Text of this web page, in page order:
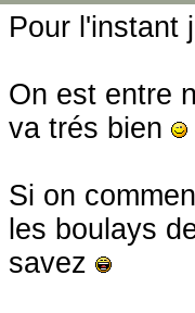
Pour l'instant
On est entre
va trés bien
Si on
les boulays
savez